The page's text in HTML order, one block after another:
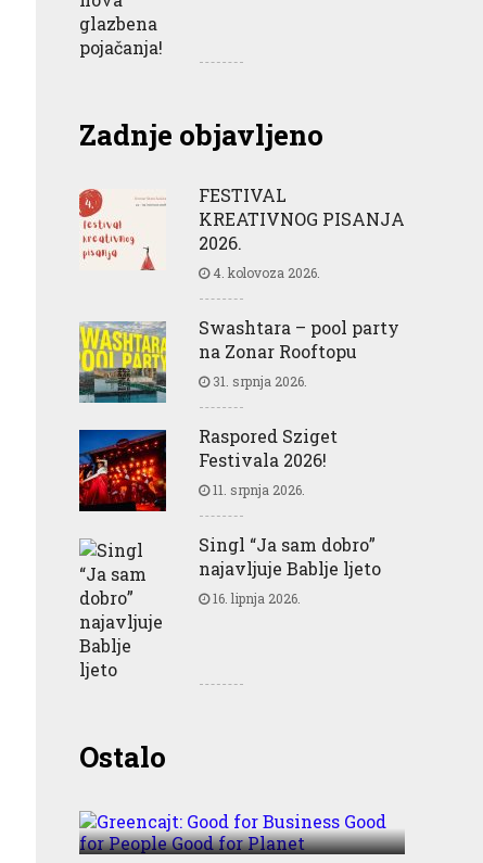
Zadnje objavljeno
FESTIVAL
KREATIVNOG PISANJA
2026.
4. kolovoza 2026.
Swashtara – pool party
na Zonar Rooftopu
31. srpnja 2026.
Raspored Sziget
Festivala 2026!
11. srpnja 2026.
Singl “Ja sam dobro”
najavljuje Bablje ljeto
16. lipnja 2026.
OstaloGreencajt: Good for
Business Good for People